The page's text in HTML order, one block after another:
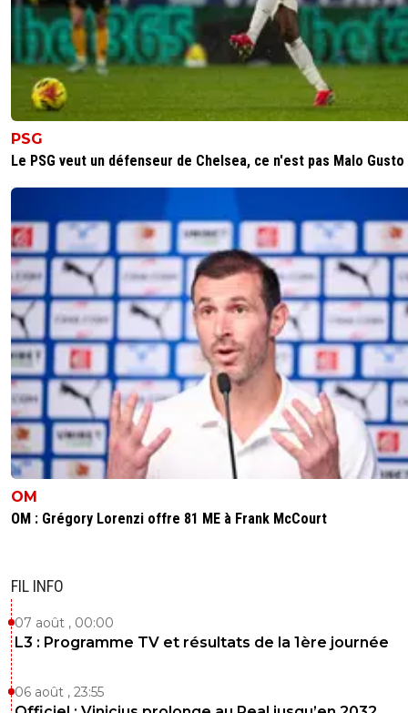
PSG
Le PSG veut un défenseur de Chelsea, ce n'est pas Malo Gusto
OM
OM : Grégory Lorenzi offre 81 ME à Frank McCourt
FIL INFO
07 août , 00:00
L3 : Programme TV et résultats de la 1ère journée
06 août , 23:55